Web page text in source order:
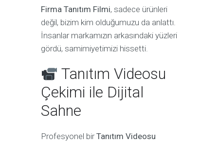
Firma Tanıtım Filmi, sadece ürünleri
değil, bizim kim olduğumuzu da anlattı.
İnsanlar markamızın arkasındaki yüzleri
gördü, samimiyetimizi hissetti.
Tanıtım Videosu
Çekimi ile Dijital
Sahne
Profesyonel birTanıtım Videosu